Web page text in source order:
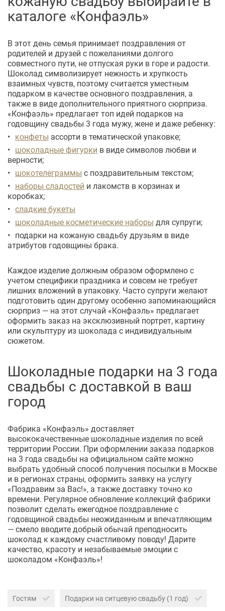
каталоге «Конфаэль»
В этот день семья принимает поздравления от
родителей и друзей с пожеланиями долгого
совместного пути, не отпуская руки в горе и радости.
Шоколад символизирует нежность и хрупкость
взаимных чувств, поэтому считается уместным
подарком в качестве основного поздравления, а
также в виде дополнительного приятного сюрприза.
«Конфаэль» предлагает топ идей подарков на
годовщину свадьбы 3 года мужу, жене и даже ребенку:
конфеты ассорти в тематической упаковке;
шоколадные фигурки в виде символов любви и
верности;
шокотелеграммы с поздравительным текстом;
наборы сладостей и лакомств в корзинах и
коробках;
сладкие букеты
шоколадные косметические наборы для супруги;
подарки на кожаную свадьбу друзьям в виде
атрибутов годовщины брака.
Каждое изделие должным образом оформлено с
учетом специфики праздника и совсем не требует
лишних вложений в упаковку. Часто супруги желают
подготовить один другому особенно запоминающийся
сюрприз — на этот случай «Конфаэль» предлагает
оформить заказ на эксклюзивный портрет, картину
или скульптуру из шоколада с индивидуальным
сюжетом.
Шоколадные подарки на 3 года
свадьбы с доставкой в ваш
город
Фабрика «Конфаэль» доставляет
высококачественные шоколадные изделия по всей
территории России. При оформлении заказа подарков
на 3 года свадьбы на официальном сайте можно
выбрать удобный способ получения посылки в Москве
и в регионах страны, оформить заявку на услугу
«Поздравим за Вас!», а также доставку точно ко
времени. Регулярное обновление коллекций фабрики
позволит сделать ежегодное поздравление с
годовщиной свадьбы неожиданным и впечатляющим
— смело вводите добрый обычай преподносить
шоколад к каждому счастливому поводу! Дарите
качество, красоту и незабываемые эмоции с
шоколадом «Конфаэль»!
Гостям Подарки на ситцевую свадьбу (1 год)